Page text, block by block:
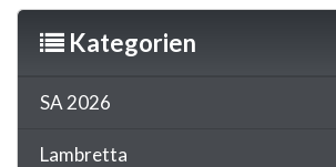
Kategorien
SA 2026
Lambretta